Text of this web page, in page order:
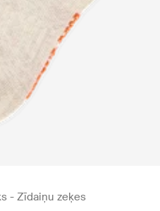
- Zīdaiņu zeķes